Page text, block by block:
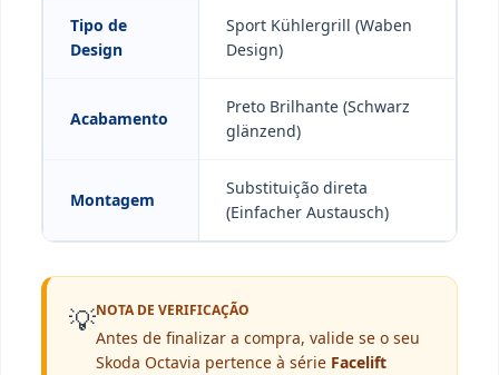
Tipo de
Design
Sport Kühlergrill (Waben
Design)
Acabamento
Preto Brilhante (Schwarz
glänzend)
Montagem
Substituição direta
(Einfacher Austausch)
💡NOTA DE VERIFICAÇÃO
Antes de finalizar a compra, valide se o seu
Skoda Octavia pertence à série Facelift